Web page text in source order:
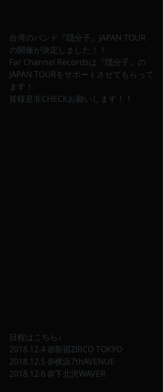
台湾のバンド『隠分子』JAPAN TOUR
の開催が決定しました！！
Far Channel Recordsは『隠分子』の
JAPAN TOURをサポートさせてもらって
ます！
皆様是非CHECKお願いします！！
日程はこちら↓
2018.12.4 @新宿ZIRCO TOKYO
2018.12.5 @横浜7thAVENUE
2018.12.6 @下北沢WAVER